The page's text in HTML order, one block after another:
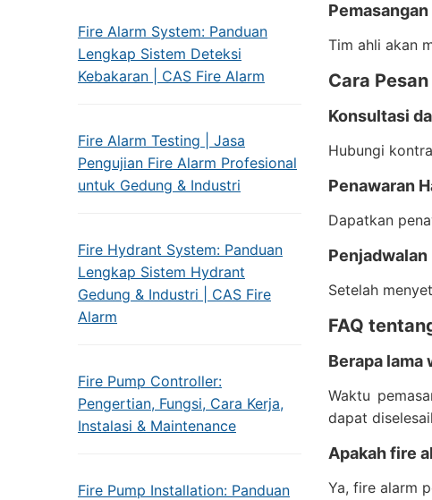
Fire Alarm System: Panduan
Lengkap Sistem Deteksi
Kebakaran | CAS Fire Alarm
Fire Alarm Testing | Jasa
Pengujian Fire Alarm Profesional
untuk Gedung & Industri
Fire Hydrant System: Panduan
Lengkap Sistem Hydrant
Gedung & Industri | CAS Fire
Alarm
Fire Pump Controller:
Pengertian, Fungsi, Cara Kerja,
Instalasi & Maintenance
Fire Pump Installation: Panduan
Tim ahli akan
Cara
Konsultasi
Hubungi
Penawaran
Dapatkan
Penjadwalan
Setelah
FAQ
Berapa lama
Waktu
dapat
Apakah fire
Ya, fire alarm